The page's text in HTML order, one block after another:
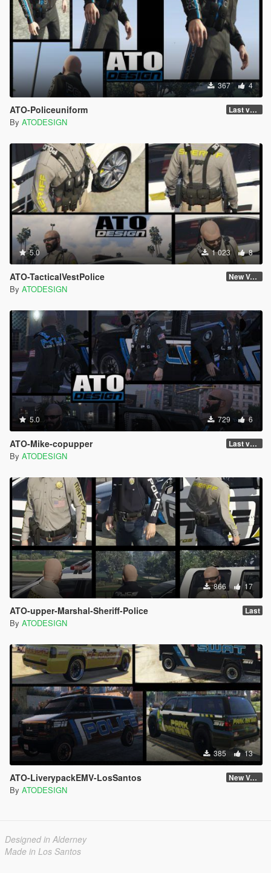
367 4
ATO-Policeuniform Last version
By ATODESIGN
5.0 1 023 8
ATO-TacticalVestPolice New Version
By ATODESIGN
5.0 729 6
ATO-Mike-copupper Last version
By ATODESIGN
866 17
ATO-upper-Marshal-Sheriff-Police Last
By ATODESIGN
385 13
ATO-LiverypackEMV-LosSantos New Version
By ATODESIGN
Designed in Alderney
Made in Los Santos